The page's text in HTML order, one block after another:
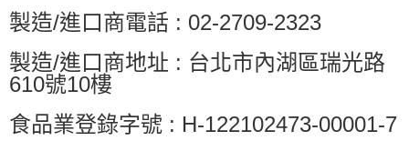
製造/進口商電話 : 02-2709-2323
製造/進口商地址 : 台北市內湖區瑞光路
610號10樓
食品業登錄字號 : H-122102473-00001-7